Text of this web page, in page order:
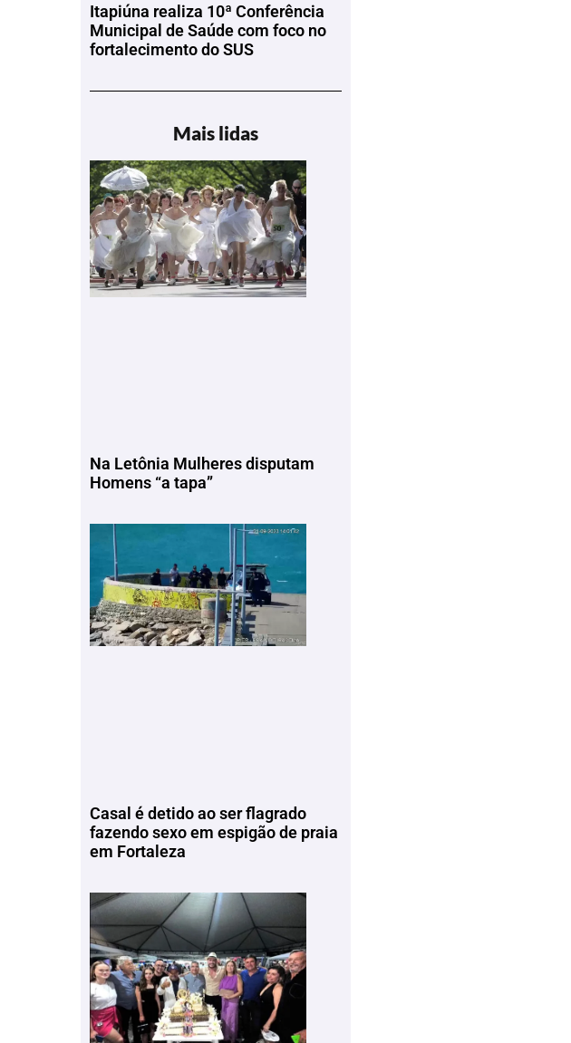
Itapiúna realiza 10ª Conferência
Municipal de Saúde com foco no
fortalecimento do SUS
Mais lidas
Na Letônia Mulheres disputam
Homens “a tapa”
Casal é detido ao ser flagrado
fazendo sexo em espigão de praia
em Fortaleza